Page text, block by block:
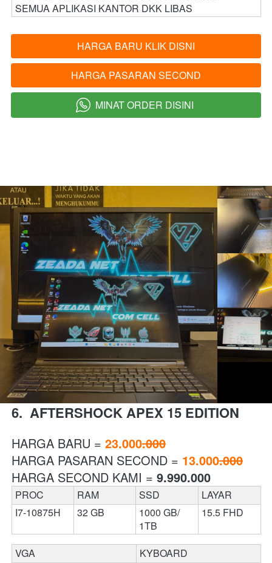
SEMUA APLIKASI KANTOR DKK LIBAS
`HARGA BARU KLIK DISNI
`HARGA PASARAN SECOND
` MINAT ORDER DISINI
6.  AFTERSHOCK APEX 15 EDITION
HARGA BARU = 23.000.000
HARGA PASARAN SECOND = 13.000.000
HARGA SECOND KAMI = 9.990.000
PROC RAM SSD
LAYAR
I7-10875H
32 GB
1000 GB/
1TB
15.5 FHD
VGA
KYBOARD